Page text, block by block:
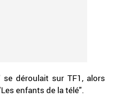
déroulait sur TF1, alors
enfants de la télé".